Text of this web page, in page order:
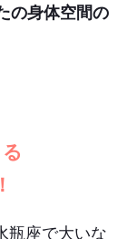
の身体空間の
瓶座で大いな